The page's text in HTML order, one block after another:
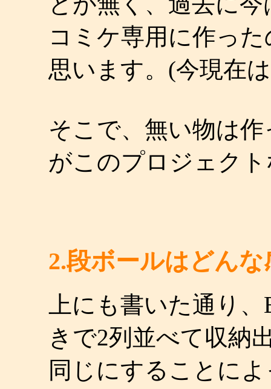
コミケ専用に作っ
思います。(今現在
そこで、無い物は
がこのプロジェク
2.段ボールはどん
上にも書いた通り
きで2列並べて収納
同じにすることに